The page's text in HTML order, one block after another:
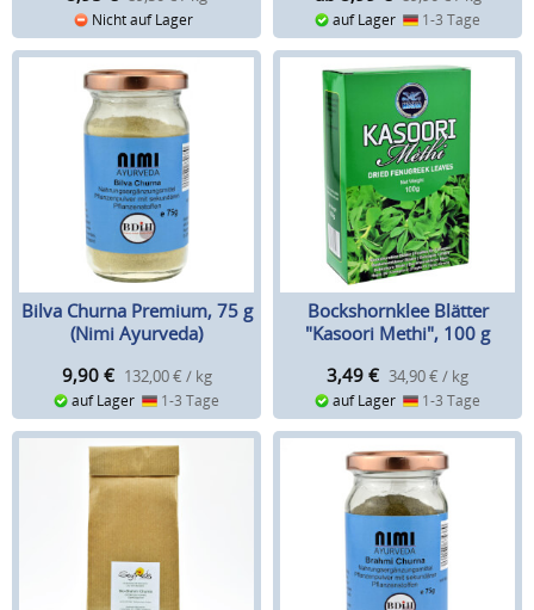
Nicht auf Lager auf Lager 1-3 Tage
Bilva Churna Premium, 75 g
(Nimi Ayurveda)
9,90 € 132,00 € / kg
auf Lager 1-3 Tage
Bockshornklee Blätter
"Kasoori Methi", 100 g
3,49 € 34,90 € / kg
auf Lager 1-3 Tage